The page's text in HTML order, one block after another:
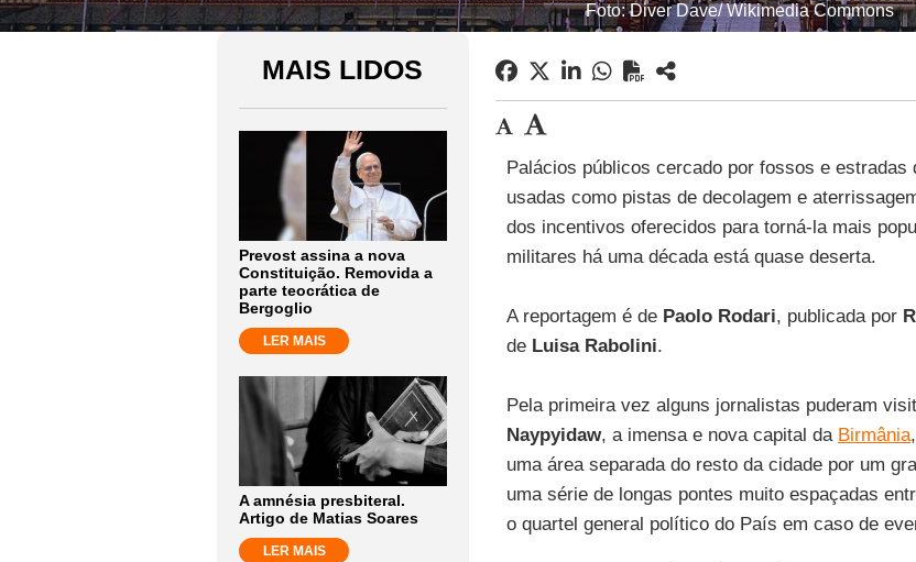
Foto: Diver Dave/ Wikimedia Commons
MAIS LIDOS
Prevost assina a nova
Constituição. Removida a
parte teocrática de
Bergoglio
LER MAIS
A amnésia presbiteral.
Artigo de Matias Soares
LER MAIS
Palácios públicos cercado por fossos e
usadas como pistas de decolagem e
dos incentivos oferecidos para torná-la mais
militares há uma década está quase deserta.
A reportagem é dePaolo Rodari, publicada por
de Luisa Rabolini.
Pela primeira vez alguns jornalistas puderam
Naypyidaw, a imensa e nova capital da Birmânia
uma área separada do resto da cidade por um
uma série de longas pontes muito espaçadas
o quartel general político do País em caso de